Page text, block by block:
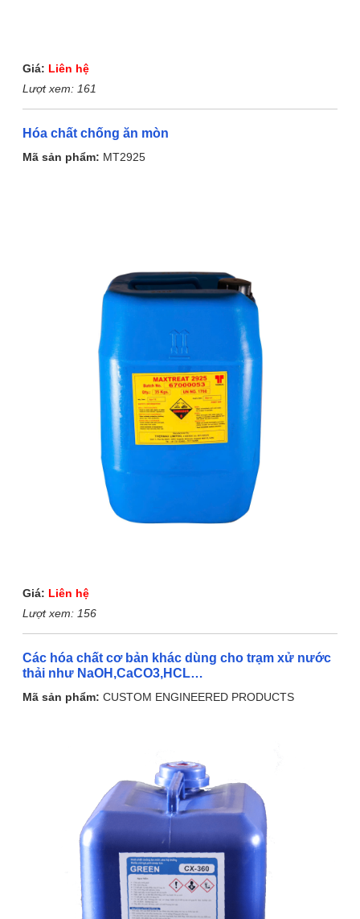
Giá: Liên hệ
Lượt xem: 161
Hóa chất chống ăn mòn
Mã sản phẩm: MT2925
Giá: Liên hệ
Lượt xem: 156
Các hóa chất cơ bản khác dùng cho trạm xử nước
thải như NaOH,CaCO3,HCL…
Mã sản phẩm:CUSTOM ENGINEERED PRODUCTS